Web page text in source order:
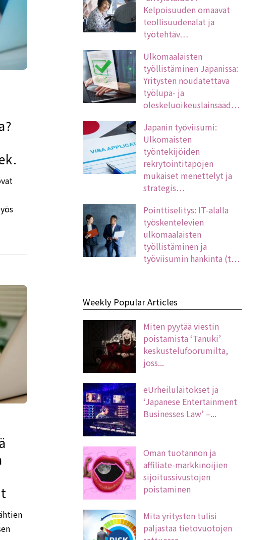
Kelpoisuuden omaavat
teollisuudenalat ja
työtehtäv…
Ulkomaalaisten
työllistäminen Japanissa:
Yritysten noudatettava
työlupa- ja
oleskeluoikeuslainsääd…
Japanin työviisumi:
Ulkomaisten
työntekijöiden
rekrytointitapojen
mukaiset menettelyt ja
strategis…
Pointtiselitys: IT-alalla
työskentelevien
ulkomaalaisten
työllistäminen ja
työviisumin hankinta (t…
Weekly Popular Articles
Miten pyytää viestin
poistamista ‘Tanuki’
keskustelufoorumilta,
joss...
eUrheilulaitokset ja
‘Japanese Entertainment
Businesses Law’ –...
Oman tuotannon ja
affiliate-markkinoijien
sijoitussivustojen
poistaminen
Mitä yritysten tulisi
paljastaa tietovuotojen